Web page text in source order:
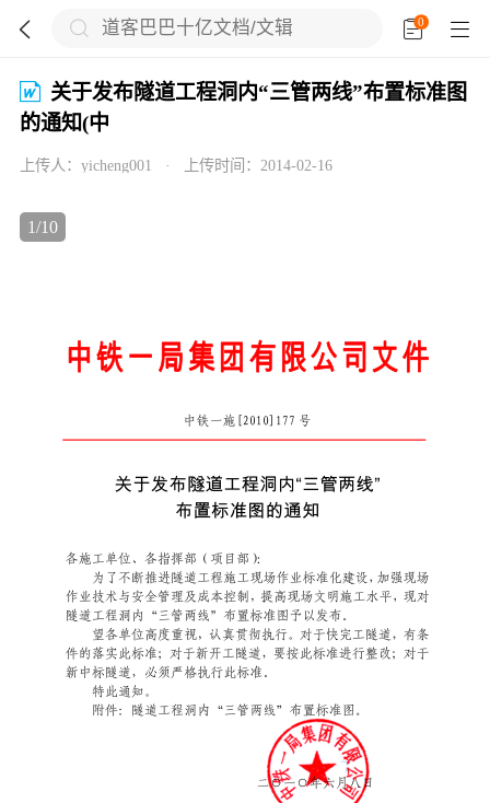
 0 

关于发布隧道工程洞内“三管两线”布置标准图
的通知(中
上传人： yicheng001 · 上传时间： 2014-02-16
1/10
